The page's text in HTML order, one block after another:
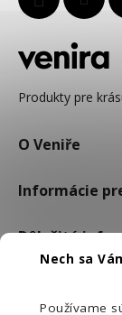
Nech sa
Používame
Produkty pre
O Veniře
Informácie
Dôležité